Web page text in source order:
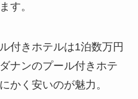
す。
付きホテルは1泊数万円
ダナンのプール付きホテ
かく安いのが魅力。